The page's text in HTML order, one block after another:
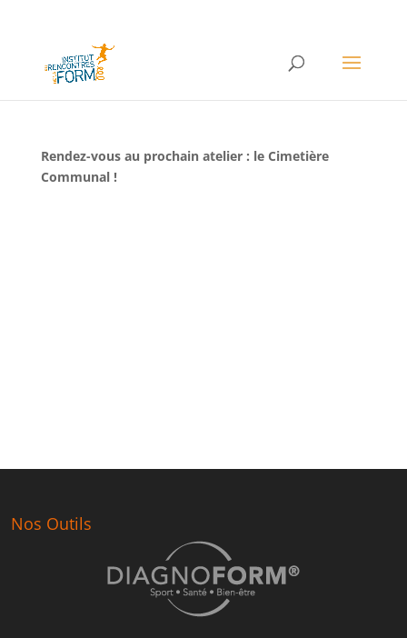
Rendez-vous au prochain atelier : le Cimetière
Communal !
Nos Outils